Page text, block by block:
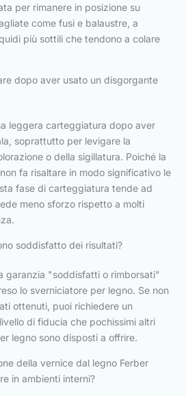
per rimanere in posizione su
come fusi e balaustre, a
più sottili che tendono a colare
dopo aver usato un disgorgante
leggera carteggiatura dopo aver
soprattutto per levigare la
o della sigillatura. Poiché la
fa risaltare in modo significativo le
fase di carteggiatura tende ad
meno sforzo rispetto a molti
soddisfatto dei risultati?
garanzia "soddisfatti o rimborsati"
lo sverniciatore per legno. Se non
ottenuti, puoi richiedere un
di fiducia che pochissimi altri
legno sono disposti a offrire.
della vernice dal legno Ferber
in ambienti interni?